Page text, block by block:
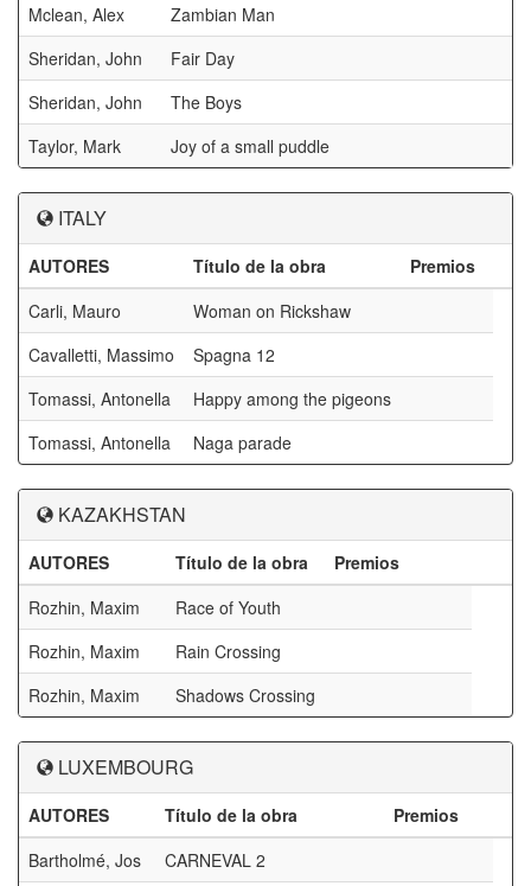
Mclean, Alex
Zambian Man
Sheridan, John
Fair Day
Sheridan, John
The Boys
Taylor, Mark
Joy of a small puddle
ITALY
AUTORES Título de la obra
Premios
Carli, Mauro
Woman on Rickshaw
Cavalletti, Massimo
Spagna 12
Tomassi, Antonella
Happy among the pigeons
Tomassi, Antonella
Naga parade
KAZAKHSTAN
AUTORES Título de la obra
Premios
Rozhin, Maxim
Race of Youth
Rozhin, Maxim
Rain Crossing
Rozhin, Maxim
Shadows Crossing
LUXEMBOURG
AUTORES Título de la obra
Premios
Bartholmé, Jos
CARNEVAL 2